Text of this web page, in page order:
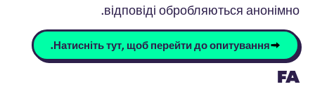
відповіді обробляються анонімно.
Натисніть тут, щоб перейти до опитування.
FA